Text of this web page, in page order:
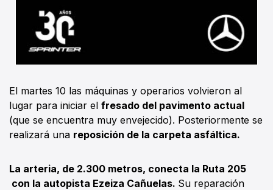
El martes 10 las máquinas y operarios volvieron al
lugar para iniciar el fresado del pavimento actual
(que se encuentra muy envejecido). Posteriormente se
realizará una reposición de la carpeta asfáltica.
La arteria, de 2.300 metros, conecta la Ruta 205
con la autopista Ezeiza Cañuelas. Su reparación